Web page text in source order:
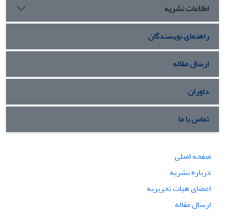
اطلاعات نشریه
راهنمای نویسندگان
ارسال مقاله
داوران
تماس با ما
صفحه اصلی
درباره نشریه
اعضای هیات تحریریه
ارسال مقاله